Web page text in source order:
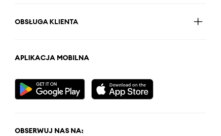
OBSŁUGA KLIENTA
APLIKACJA MOBILNA
OBSERWUJ NAS NA: